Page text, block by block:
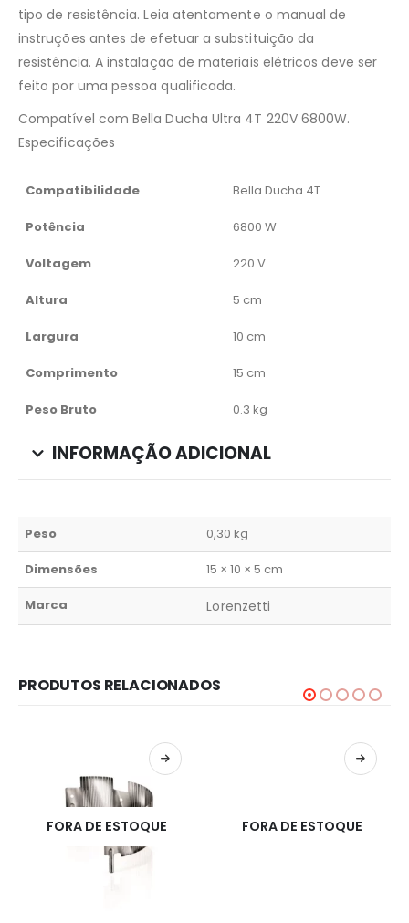
tipo de resistência. Leia atentamente o manual de
instruções antes de efetuar a substituição da
resistência. A instalação de materiais elétricos deve ser
feito por uma pessoa qualificada.
Compatível com Bella Ducha Ultra 4T 220V 6800W.
Especificações
Compatibilidade Bella Ducha 4T
Potência 6800 W
Voltagem 220 V
Altura 5 cm
Largura 10 cm
Comprimento 15 cm
Peso Bruto 0.3 kg
INFORMAÇÃO ADICIONAL
Peso 0,30 kg
Dimensões 15 × 10 × 5 cm
Marca Lorenzetti
PRODUTOS RELACIONADOS
FORA DE ESTOQUE FORA DE ESTOQUE